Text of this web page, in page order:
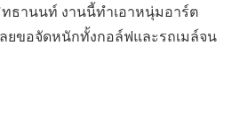
ธานนท์ งานนี้ทำเอาหนุ่มอาร์ต
ยขอจัดหนักทั้งกอล์ฟและรถเมล์จน